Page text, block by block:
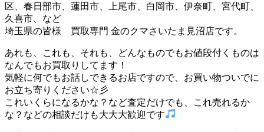
区、春日部市、蓮田市、上尾市、白岡市、伊奈町、宮代町、
久喜市、など
埼玉県の皆様 買取専門 金のクマさいたま見沼店です。
あれも、これも、それも、どんなものでもお値段付くものは
なんでもお買取りしてます！
気軽に何でもお話しできるお店ですので、お買い物ついでに
お立ち寄りください☆彡
これいくらになるかな？など査定だけでも、これ売れるか
な？などの相談だけも大大大歓迎です